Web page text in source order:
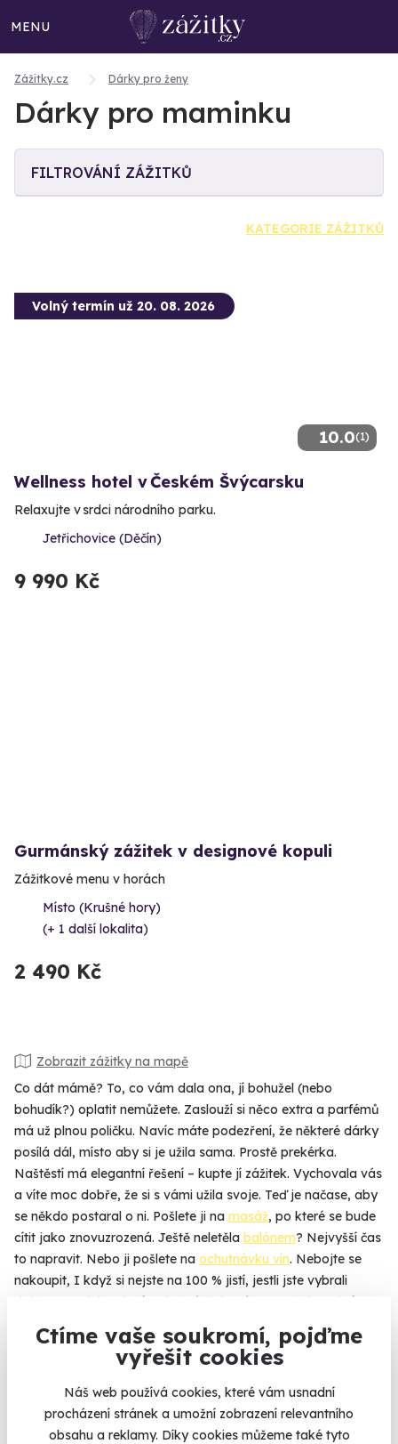
Ctíme vaše soukromí, pojďme
vyřešit cookies
Náš web používá cookies, které vám usnadní
procházení stránek a umožní zobrazení relevantního
obsahu a reklamy. Díky cookies můžeme také tyto
MENU
Zážitky.cz Dárky pro ženy
Dárky pro maminku
FILTROVÁNÍ ZÁŽITKŮ
KATEGORIE ZÁŽITKŮ
10.0(1)
Volný termín už 20. 08. 2026
Wellness hotel v Českém Švýcarsku
Relaxujte v srdci národního parku.
Jetřichovice (Děčín)
9 990 Kč
Gurmánský zážitek v designové kopuli
Zážitkové menu v horách
Místo (Krušné hory)
(+ 1 další lokalita)
2 490 Kč
Zobrazit zážitky na mapě
Co dát mámě? To, co vám dala ona, jí bohužel (nebo
bohudík?) oplatit nemůžete. Zaslouží si něco extra a parfémů
má už plnou poličku. Navíc máte podezření, že některé dárky
posílá dál, místo aby si je užila sama. Prostě prekérka.
Naštěstí má elegantní řešení – kupte jí zážitek. Vychovala vás
a víte moc dobře, že si s vámi užila svoje. Teď je načase, aby
se někdo postaral o ni. Pošlete ji na masáž, po které se bude
cítit jako znovuzrozená. Ještě neletěla balónem? Nejvyšší čas
to napravit. Nebo ji pošlete na ochutnávku vín. Nebojte se
nakoupit, I když si nejste na 100 % jistí, jestli jste vybrali
dobře. Maminka si případně zážitek může vyměnit za jiný,
přesně podle svého gusta.
Naheureka.czmáme
96% spokojenost zákazníků.